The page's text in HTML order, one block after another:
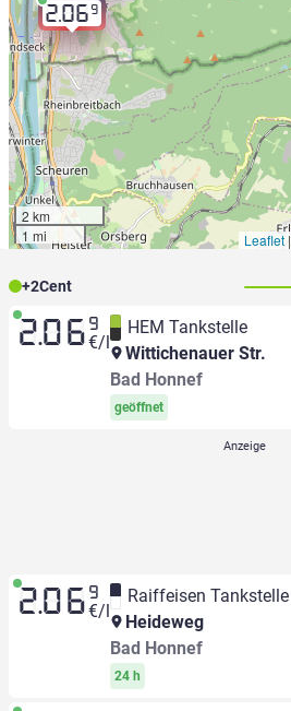
2.069
2 km
1 mi
Leaflet |
+2Cent
2.06 9
€/l
HEM Tankstelle
Wittichenauer Str.
Bad Honnef
geöffnet
2.06 9
€/l
Raiffeisen Tankstelle
Heideweg
Bad Honnef
24 h